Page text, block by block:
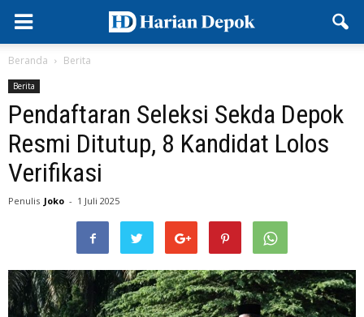
Beranda Berita
Berita
Pendaftaran Seleksi Sekda Depok
Resmi Ditutup, 8 Kandidat Lolos
Verifikasi
Penulis Joko - 1 Juli 2025